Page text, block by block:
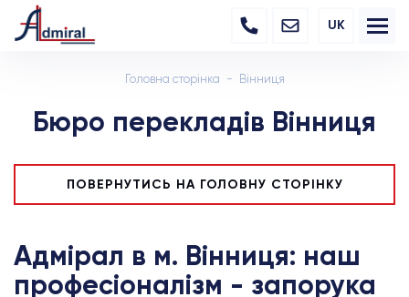
UK
Головна сторінка Вінниця
Бюро перекладів Вінниця
ПОВЕРНУТИСЬ НА ГОЛОВНУ СТОРІНКУ
Адмірал в м. Вінниця: наш
професіоналізм - запорука